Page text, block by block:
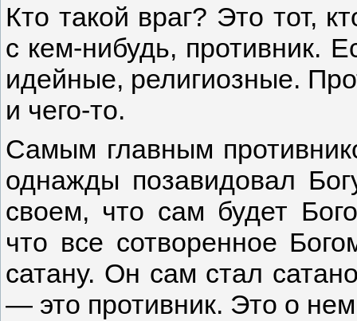
Кто такой враг? Это тот,
с кем-нибудь, противник.
идейные, религиозные.
и чего-то.
Самым главным
однажды позавидовал
своем, что сам будет
что все сотворенное
сатану. Он сам стал
— это противник. Это о